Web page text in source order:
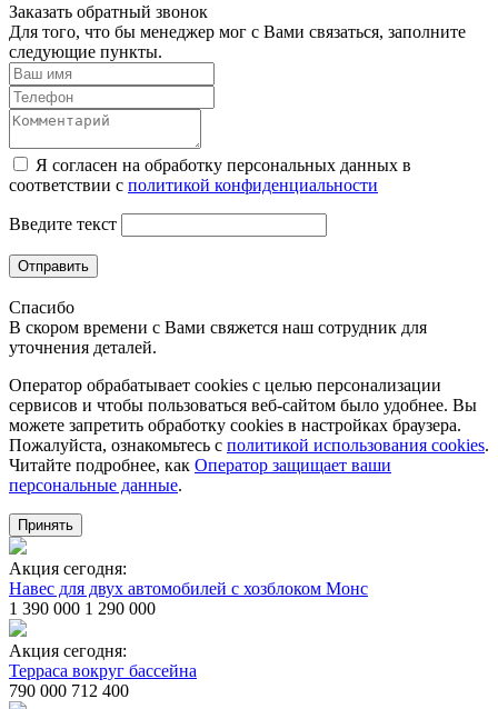
Заказать обратный звонок
Для того, что бы менеджер мог с Вами связаться, заполните
следующие пункты.
Я согласен на обработку персональных данных в
соответствии с политикой конфиденциальности
Введите текст
Отправить
Спасибо
В скором времени с Вами свяжется наш сотрудник для
уточнения деталей.
Оператор обрабатывает cookies с целью персонализации
сервисов и чтобы пользоваться веб-сайтом было удобнее. Вы
можете запретить обработку сookies в настройках браузера.
Пожалуйста, ознакомьтесь с политикой использования cookies.
Читайте подробнее, как Оператор защищает ваши
персональные данные.
Принять
Акция сегодня:
Навес для двух автомобилей с хозблоком Монс
1 390 000 1 290 000
Акция сегодня:
Терраса вокруг бассейна
790 000 712 400